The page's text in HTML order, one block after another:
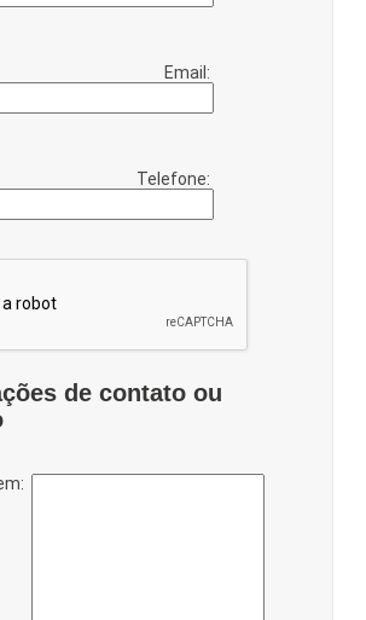
Email:
Telefone:
de contato ou